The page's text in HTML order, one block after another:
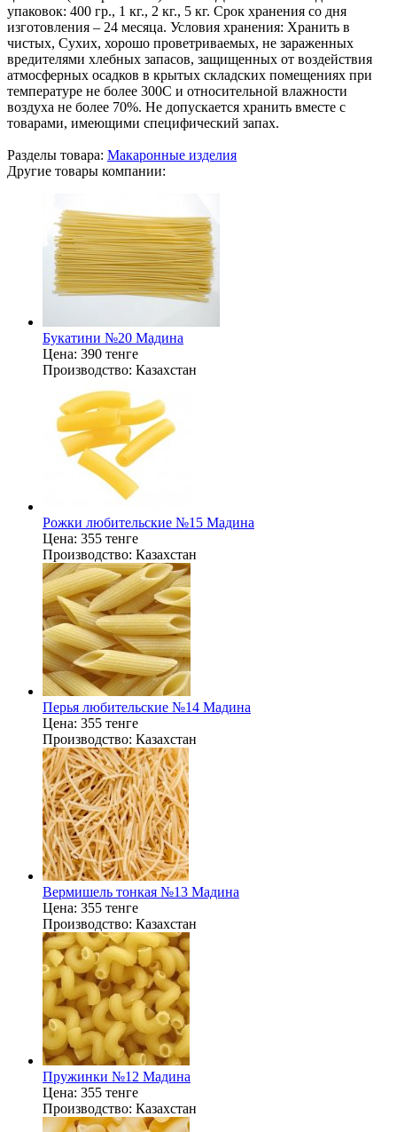
упаковок: 400 гр., 1 кг., 2 кг., 5 кг. Срок хранения со дня
изготовления – 24 месяца. Условия хранения: Хранить в
чистых, Сухих, хорошо проветриваемых, не зараженных
вредителями хлебных запасов, защищенных от воздействия
атмосферных осадков в крытых складских помещениях при
температуре не более 300С и относительной влажности
воздуха не более 70%. Не допускается хранить вместе с
товарами, имеющими специфический запах.
Разделы товара: Макаронные изделия
Другие товары компании:
Букатини №20 Мадина
Цена: 390 тенге
Производство: Казахстан
Рожки любительские №15 Мадина
Цена: 355 тенге
Производство: Казахстан
Перья любительские №14 Мадина
Цена: 355 тенге
Производство: Казахстан
Вермишель тонкая №13 Мадина
Цена: 355 тенге
Производство: Казахстан
Пружинки №12 Мадина
Цена: 355 тенге
Производство: Казахстан